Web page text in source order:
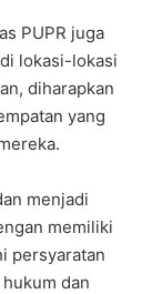
PUPR juga
lokasi-lokasi
diharapkan
yang
menjadi
memiliki
persyaratan
dan